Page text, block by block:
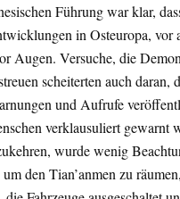
Führung war klar,
in Osteuropa, vor
Augen. Versuche, die
scheiterten auch daran,
und Aufrufe
verklausuliert gewarnt
wurde wenig
den Tian’anmen zu